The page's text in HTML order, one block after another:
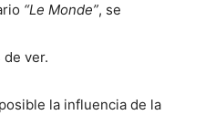
“Le Monde”, se
de ver.
la influencia de la